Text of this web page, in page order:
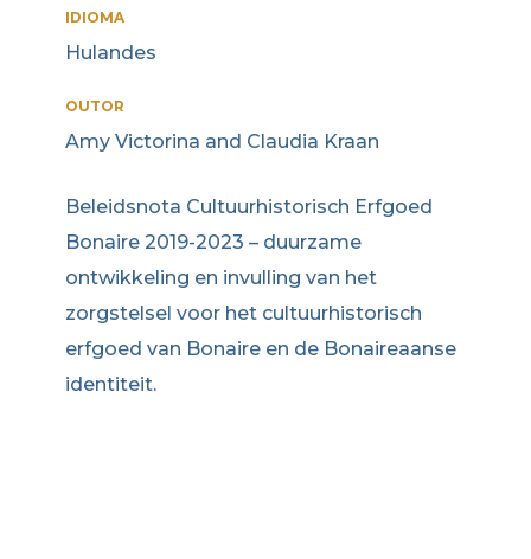
IDIOMA
Hulandes
OUTOR
Amy Victorina and Claudia Kraan
Beleidsnota Cultuurhistorisch Erfgoed
Bonaire 2019-2023 – duurzame
ontwikkeling en invulling van het
zorgstelsel voor het cultuurhistorisch
erfgoed van Bonaire en de Bonaireaanse
identiteit.